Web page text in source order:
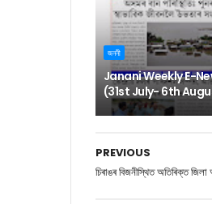
জননী
Janani Weekly E-
(31st July- 6th
PREVIOUS
চিৰাঙৰ বিজনীস্থিত অতিৰিক্ত